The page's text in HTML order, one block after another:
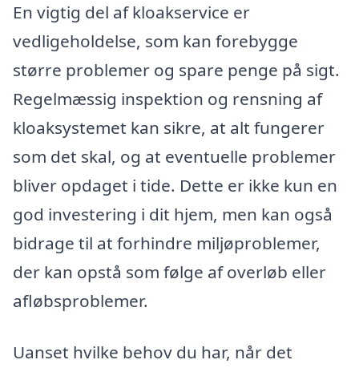
En vigtig del af kloakservice er
vedligeholdelse, som kan forebygge
større problemer og spare penge på sigt.
Regelmæssig inspektion og rensning af
kloaksystemet kan sikre, at alt fungerer
som det skal, og at eventuelle problemer
bliver opdaget i tide. Dette er ikke kun en
god investering i dit hjem, men kan også
bidrage til at forhindre miljøproblemer,
der kan opstå som følge af overløb eller
afløbsproblemer.
Uanset hvilke behov du har, når det